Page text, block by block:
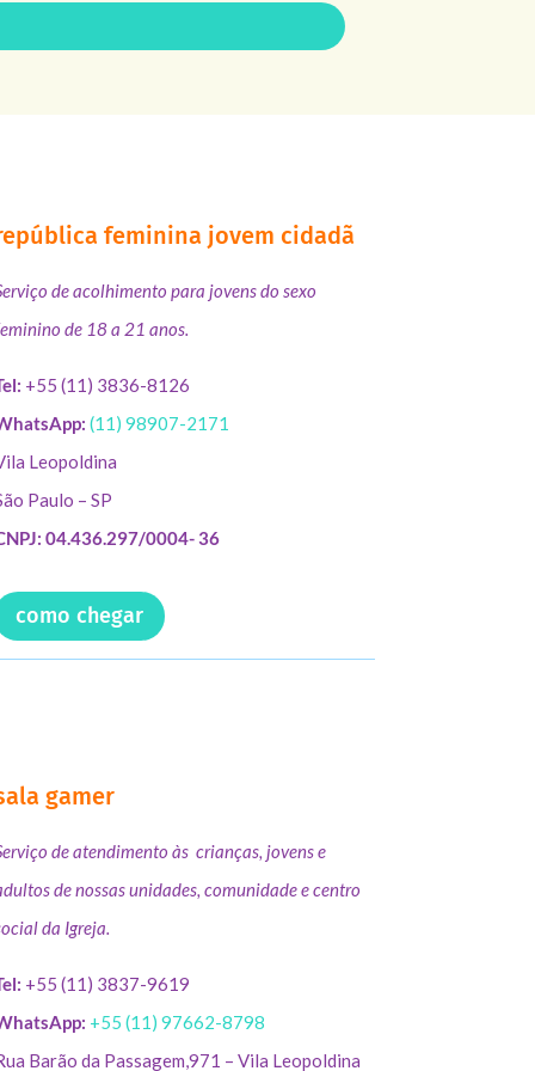
feminina jovem cidadã
de acolhimento para jovens do sexo
de 18 a 21 anos.
+55 (11) 3836-8126
(11) 98907-2171
Leopoldina
Paulo – SP
04.436.297/0004- 36
como chegar
gamer
de atendimento às crianças, jovens e
de nossas unidades, comunidade e centro
da Igreja.
+55 (11) 3837-9619
+55 (11) 97662-8798
Barão da Passagem,971 – Vila Leopoldina